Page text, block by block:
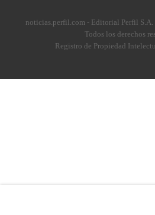
noticias.perfil.com - Editorial Perfil S.A.
Todos los derechos
Registro de Propiedad